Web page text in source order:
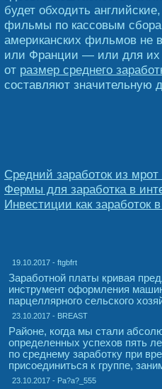
будет обходить
фильмы по кассовым
американских фильмов не
или Франции — или для их
от размер среднего
составляют
Средний заработок из мрот
Фермы для заработка в
Инвестиции как заработок
19.10.2017 - ftgbfrt
Заработной платы кривая
инструмент оформления
парцеллярного сельского
23.10.2017 - BREAST
Районе, когда мы стали
определенных успехов пять
по среднему заработку при
присоединиться к группе,
23.10.2017 - Pa?a?_555